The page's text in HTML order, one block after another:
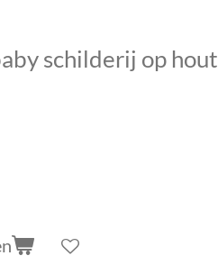
schilderij op hout